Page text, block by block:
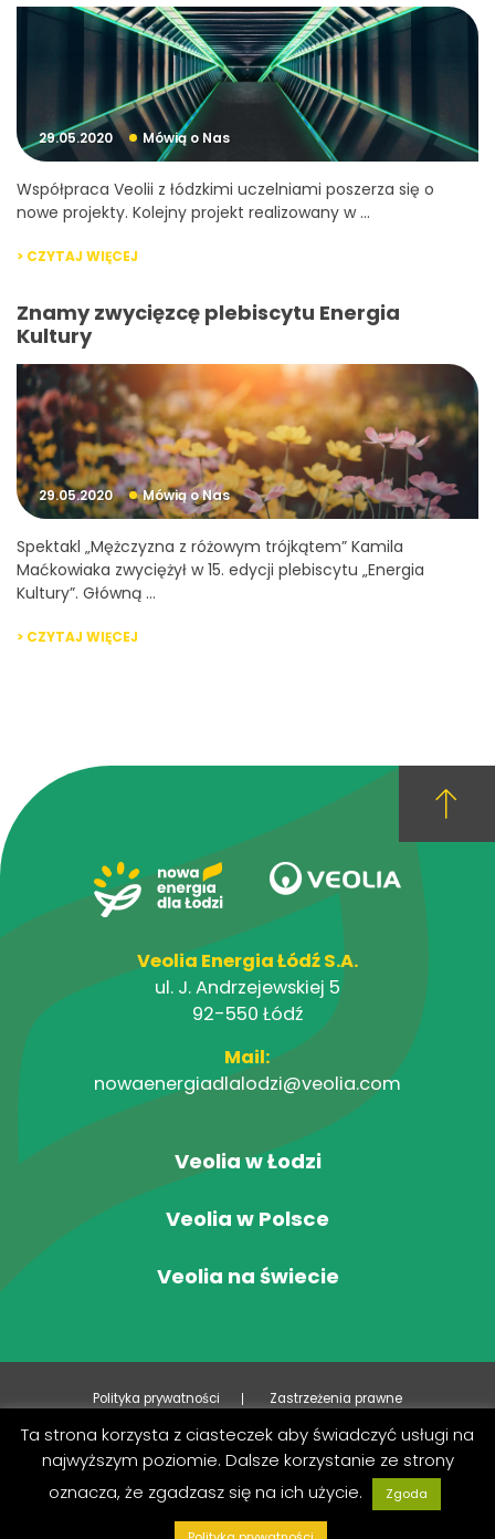
29.05.2020 Mówią o Nas
Współpraca Veolii z łódzkimi uczelniami poszerza się o
nowe projekty. Kolejny projekt realizowany w ...
> CZYTAJ WIĘCEJ
Znamy zwycięzcę plebiscytu Energia
Kultury
29.05.2020 Mówią o Nas
Spektakl „Mężczyzna z różowym trójkątem” Kamila
Maćkowiaka zwyciężył w 15. edycji plebiscytu „Energia
Kultury”. Główną ...
> CZYTAJ WIĘCEJ
Veolia Energia Łódź S.A.
ul. J. Andrzejewskiej 5
92-550 Łódź
Mail:
nowaenergiadlalodzi@veolia.com
Veolia w Łodzi
Veolia w Polsce
Veolia na świecie
Polityka prywatności Zastrzeżenia prawne
Śledź nas na FB
Ta strona korzysta z ciasteczek aby świadczyć usługi na
najwyższym poziomie. Dalsze korzystanie ze strony
oznacza, że zgadzasz się na ich użycie.
Zgoda